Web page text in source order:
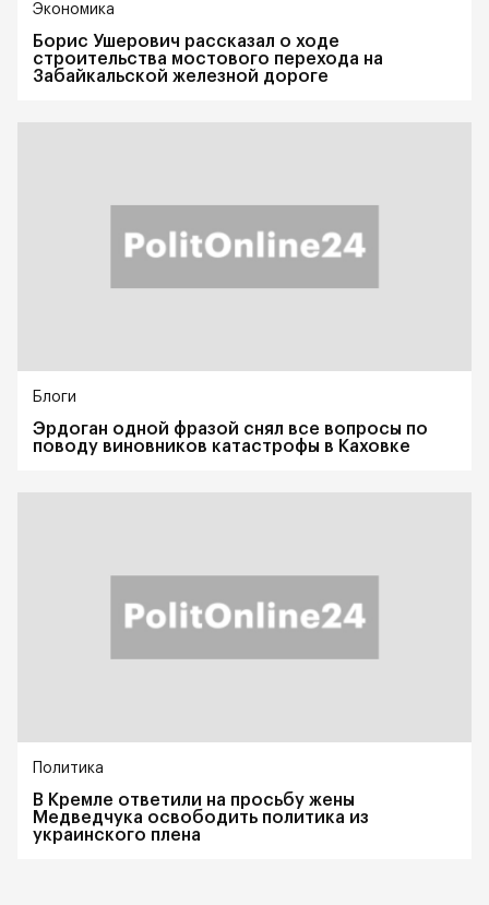
Экономика
Борис Ушерович рассказал о ходе
строительства мостового перехода на
Забайкальской железной дороге
Блоги
Эрдоган одной фразой снял все вопросы по
поводу виновников катастрофы в Каховке
Политика
В Кремле ответили на просьбу жены
Медведчука освободить политика из
украинского плена